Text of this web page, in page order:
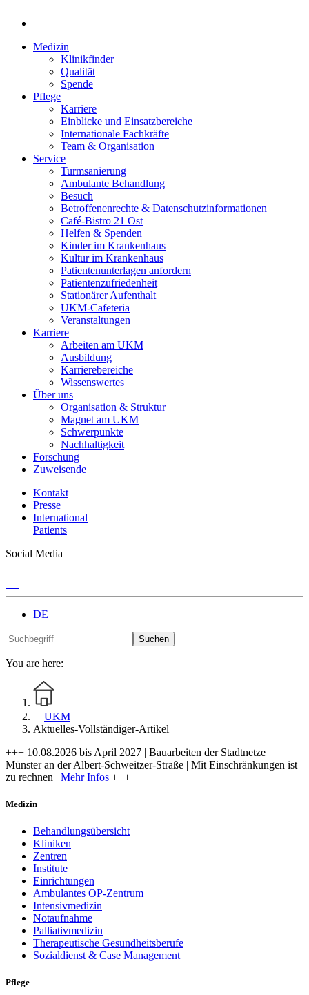
Medizin
Klinikfinder
Qualität
Spende
Pflege
Karriere
Einblicke und Einsatzbereiche
Internationale Fachkräfte
Team & Organisation
Service
Turmsanierung
Ambulante Behandlung
Besuch
Betroffenenrechte & Datenschutzinformationen
Café-Bistro 21 Ost
Helfen & Spenden
Kinder im Krankenhaus
Kultur im Krankenhaus
Patientenunterlagen anfordern
Patientenzufriedenheit
Stationärer Aufenthalt
UKM-Cafeteria
Veranstaltungen
Karriere
Arbeiten am UKM
Ausbildung
Karrierebereiche
Wissenswertes
Über uns
Organisation & Struktur
Magnet am UKM
Schwerpunkte
Nachhaltigkeit
Forschung
Zuweisende
Kontakt
Presse
International
Patients
Social Media
DE
Suchen
You are here:
UKM
Aktuelles-Vollständiger-Artikel
+++ 10.08.2026 bis April 2027 | Bauarbeiten der Stadtnetze
Münster an der Albert-Schweitzer-Straße | Mit Einschränkungen ist
zu rechnen | Mehr Infos +++
Medizin
Behandlungsübersicht
Kliniken
Zentren
Institute
Einrichtungen
Ambulantes OP-Zentrum
Intensivmedizin
Notaufnahme
Palliativmedizin
Therapeutische Gesundheitsberufe
Sozialdienst & Case Management
Pflege